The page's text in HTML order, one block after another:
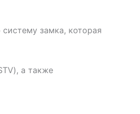
замка, которая
а также